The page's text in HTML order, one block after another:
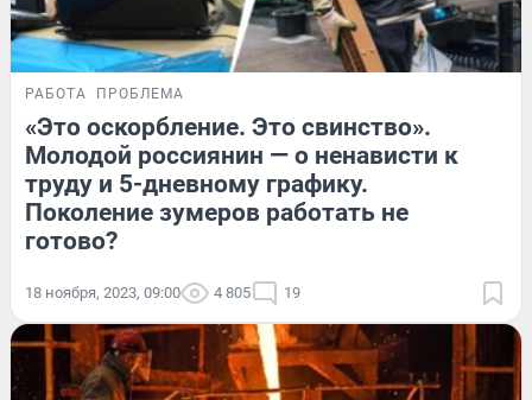
РАБОТА ПРОБЛЕМА
«Это оскорбление. Это свинство».
Молодой россиянин — о ненависти к
труду и 5-дневному графику.
Поколение зумеров работать не
готово?
18 ноября, 2023, 09:00 4 805 19